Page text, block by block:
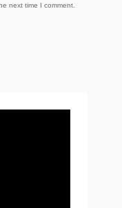
next time I comment.